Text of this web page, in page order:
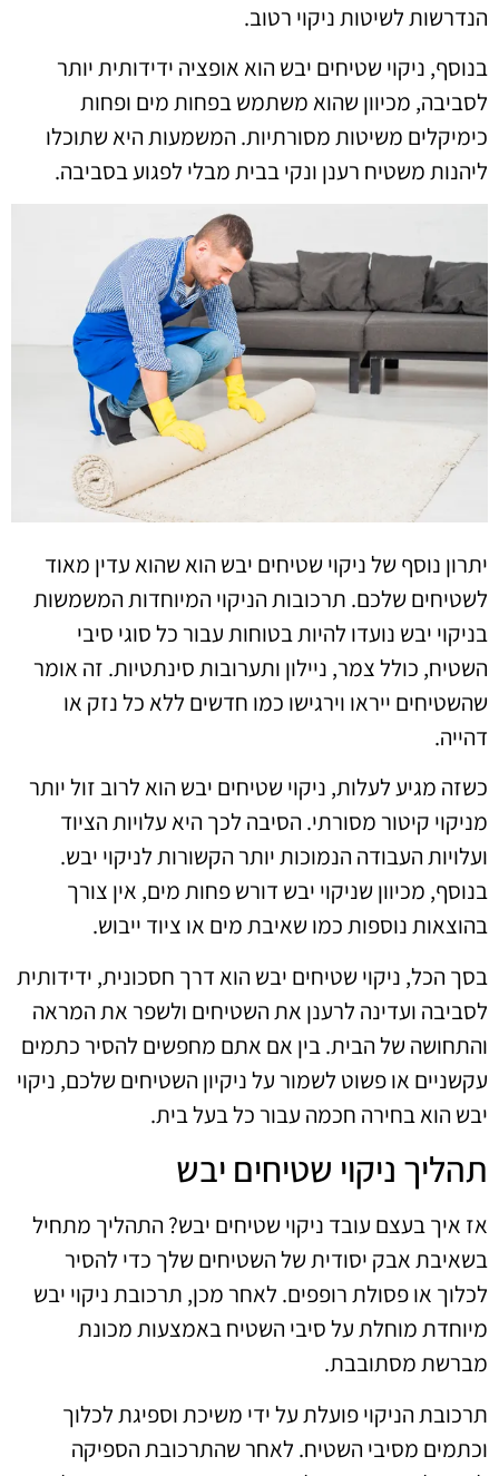
הנדרשות לשיטות ניקוי רטוב.
בנוסף, ניקוי שטיחים יבש הוא אופציה ידידותית יותר
לסביבה, מכיוון שהוא משתמש בפחות מים ופחות
כימיקלים משיטות מסורתיות. המשמעות היא שתוכלו
ליהנות משטיח רענן ונקי בבית מבלי לפגוע בסביבה.
יתרון נוסף של ניקוי שטיחים יבש הוא שהוא עדין מאוד
לשטיחים שלכם. תרכובות הניקוי המיוחדות המשמשות
בניקוי יבש נועדו להיות בטוחות עבור כל סוגי סיבי
השטיח, כולל צמר, ניילון ותערובות סינתטיות. זה אומר
שהשטיחים ייראו וירגישו כמו חדשים ללא כל נזק או
דהייה.
כשזה מגיע לעלות, ניקוי שטיחים יבש הוא לרוב זול יותר
מניקוי קיטור מסורתי. הסיבה לכך היא עלויות הציוד
ועלויות העבודה הנמוכות יותר הקשורות לניקוי יבש.
בנוסף, מכיוון שניקוי יבש דורש פחות מים, אין צורך
בהוצאות נוספות כמו שאיבת מים או ציוד ייבוש.
בסך הכל, ניקוי שטיחים יבש הוא דרך חסכונית, ידידותית
לסביבה ועדינה לרענן את השטיחים ולשפר את המראה
והתחושה של הבית. בין אם אתם מחפשים להסיר כתמים
עקשניים או פשוט לשמור על ניקיון השטיחים שלכם, ניקוי
יבש הוא בחירה חכמה עבור כל בעל בית.
תהליך ניקוי שטיחים יבש
אז איך בעצם עובד ניקוי שטיחים יבש? התהליך מתחיל
בשאיבת אבק יסודית של השטיחים שלך כדי להסיר
לכלוך או פסולת רופפים. לאחר מכן, תרכובת ניקוי יבש
מיוחדת מוחלת על סיבי השטיח באמצעות מכונת
מברשת מסתובבת.
תרכובת הניקוי פועלת על ידי משיכת וספיגת לכלוך
וכתמים מסיבי השטיח. לאחר שהתרכובת הספיקה